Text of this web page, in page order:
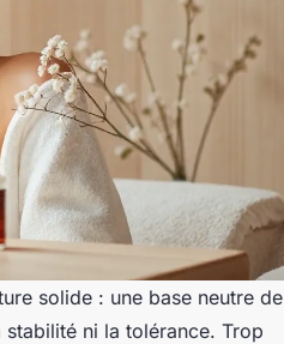
solide : une base neutre de
ni la tolérance. Trop